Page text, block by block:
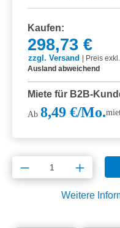
Kaufen:
298,73 €
zzgl. Versand
Preis
Ausland abweichend
Miete für B2B-
Ab 8,49 €/Mo.
Produkt Anzahl:
Weitere